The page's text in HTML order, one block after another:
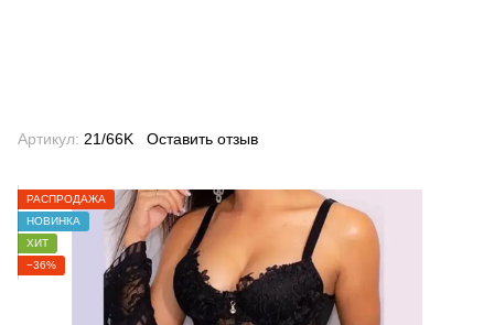
Артикул: 21/66K Оставить отзыв
РАСПРОДАЖА
НОВИНКА
ХИТ
−36%